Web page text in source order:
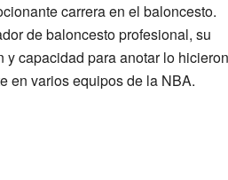
carrera en el baloncesto.
de baloncesto profesional, su
capacidad para anotar lo hicieron
en varios equipos de la NBA.